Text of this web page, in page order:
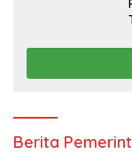
Berita